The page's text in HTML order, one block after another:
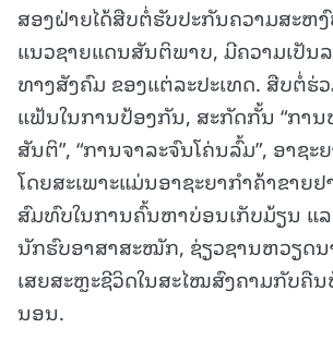
ສອງຝ່າຍໄດ້ສືບຕໍ່ຮັບປະກັນຄວາມສະຫ
ແນວຊາຍແດນສັນຕິພາບ, ມີຄວາມເປັນ
ທາງສັງຄົມ ຂອງແຕ່ລະປະເທດ. ສືບຕໍ່
ແຟ້ນໃນການປ້ອງກັນ, ສະກັດກັ້ນ “ກາ
ສັນຕິ”, “ການຈາລະຈົນໂຄ່ນລົ້ມ”, ອາຊະ
ໂດຍສະເພາະແມ່ນອາຊະຍາກໍາຄ້າຂາຍ
ສົມທົບໃນການຄົ້ນຫາບ່ອນເກັບມ້ຽນ ແລ
ນັກຮົບອາສາສະໝັກ, ຊ່ຽວຊານຫວຽດນ
ເສຍສະຫຼະຊີວິດໃນສະໄໝສົງຄາມກັບຄືນ
ນອນ.